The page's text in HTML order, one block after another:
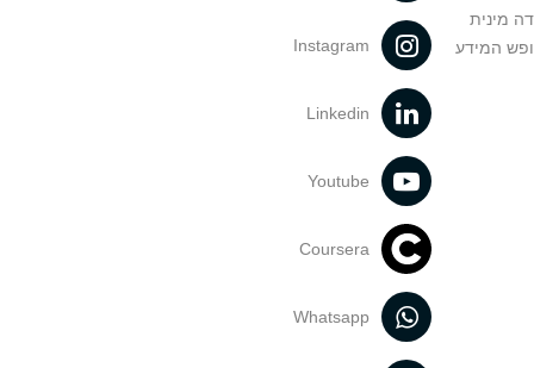
מינית
המידע
Instagram
Linkedin
Youtube
Coursera
Whatsapp